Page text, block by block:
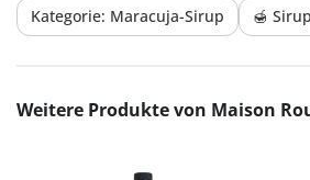
Kategorie: Maracuja-Sirup 🍯
Produktgalerie überspringen
Weitere Produkte von Maison